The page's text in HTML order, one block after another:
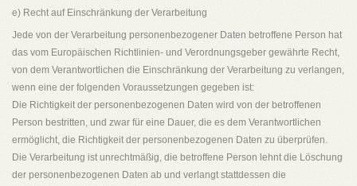
e) Recht auf Einschränkung der Verarbeitung
Jede von der Verarbeitung personenbezogener Daten betroffene Person hat
das vom Europäischen Richtlinien- und Verordnungsgeber gewährte Recht,
von dem Verantwortlichen die Einschränkung der Verarbeitung zu verlangen,
wenn eine der folgenden Voraussetzungen gegeben ist:
Die Richtigkeit der personenbezogenen Daten wird von der betroffenen
Person bestritten, und zwar für eine Dauer, die es dem Verantwortlichen
ermöglicht, die Richtigkeit der personenbezogenen Daten zu überprüfen.
Die Verarbeitung ist unrechtmäßig, die betroffene Person lehnt die Löschung
der personenbezogenen Daten ab und verlangt stattdessen die